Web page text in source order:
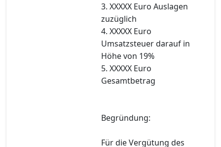
3. XXXXX Euro Auslagen
zuzüglich
4. XXXXX Euro
Umsatzsteuer darauf in
Höhe von 19%
5. XXXXX Euro
Gesamtbetrag
Begründung:
Für die Vergütung des